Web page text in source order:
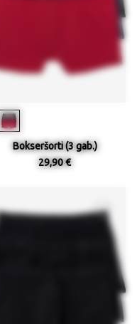
Bokseršorti (3 gab.)
29,90 €